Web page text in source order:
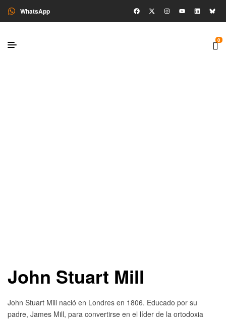
WhatsApp
0
John Stuart Mill
John Stuart Mill nació en Londres en 1806. Educado por su
padre, James Mill, para convertirse en el líder de la ortodoxia